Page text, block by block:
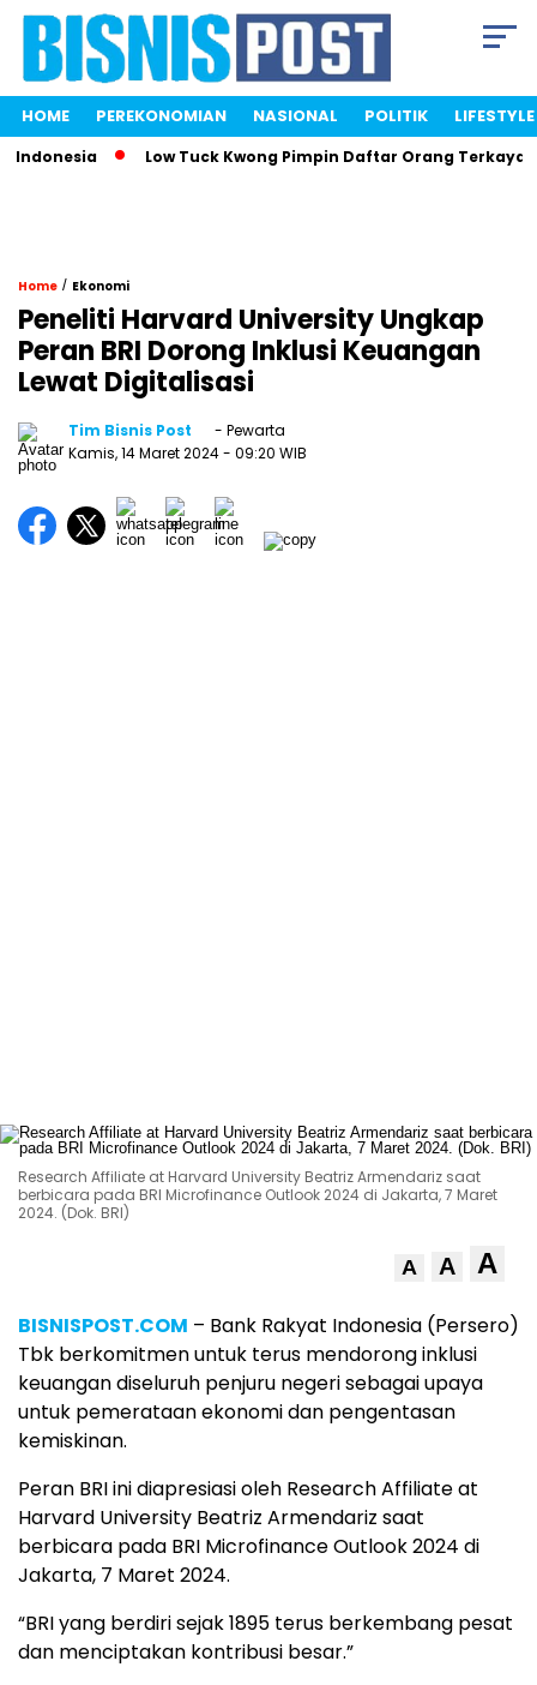
HOME PEREKONOMIAN NASIONAL POLITIK LIFESTYLE
Low Tuck Kwong Pimpin Daftar Orang Terkaya
Home / Ekonomi
Peneliti Harvard University Ungkap
Peran BRI Dorong Inklusi Keuangan
Lewat Digitalisasi
Tim Bisnis Post
- Pewarta
Kamis, 14 Maret 2024- 09:20 WIB
Research Affiliate at Harvard University Beatriz Armendariz saat
berbicara pada BRI Microfinance Outlook 2024 di Jakarta, 7 Maret
2024. (Dok. BRI)
A A A
BISNISPOST.COM – Bank Rakyat Indonesia (Persero)
Tbk berkomitmen untuk terus mendorong inklusi
keuangan diseluruh penjuru negeri sebagai upaya
untuk pemerataan ekonomi dan pengentasan
kemiskinan.
Peran BRI ini diapresiasi oleh Research Affiliate at
Harvard University Beatriz Armendariz saat
berbicara pada BRI Microfinance Outlook 2024 di
Jakarta, 7 Maret 2024.
“BRI yang berdiri sejak 1895 terus berkembang pesat
dan menciptakan kontribusi besar.”